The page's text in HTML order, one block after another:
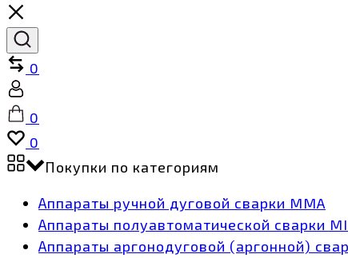
Сравнить
0
запись
Корзина
0
Список
желаний
0
Покупки по категориям
Аппараты ручной дуговой сварки MMA
Аппараты полуавтоматической сварки
Аппараты аргонодуговой (аргонной)